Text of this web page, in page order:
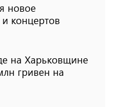
новое
концертов
на Харьковщине
​​гривен на